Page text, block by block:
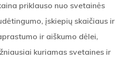
priklauso nuo svetainės
įskiepių skaičiaus ir
ir aiškumo dėlei,
kuriamas svetaines ir